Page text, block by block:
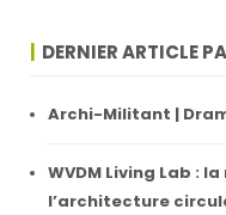
DERNIER ARTICLE
Archi-Militant |
WVDM Living Lab :
l’architecture